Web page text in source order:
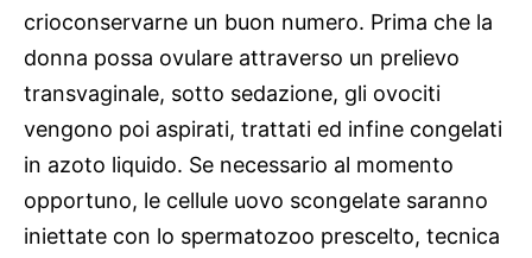
crioconservarne un buon numero. Prima che la
donna possa ovulare attraverso un prelievo
transvaginale, sotto sedazione, gli ovociti
vengono poi aspirati, trattati ed infine congelati
in azoto liquido. Se necessario al momento
opportuno, le cellule uovo scongelate saranno
iniettate con lo spermatozoo prescelto, tecnica